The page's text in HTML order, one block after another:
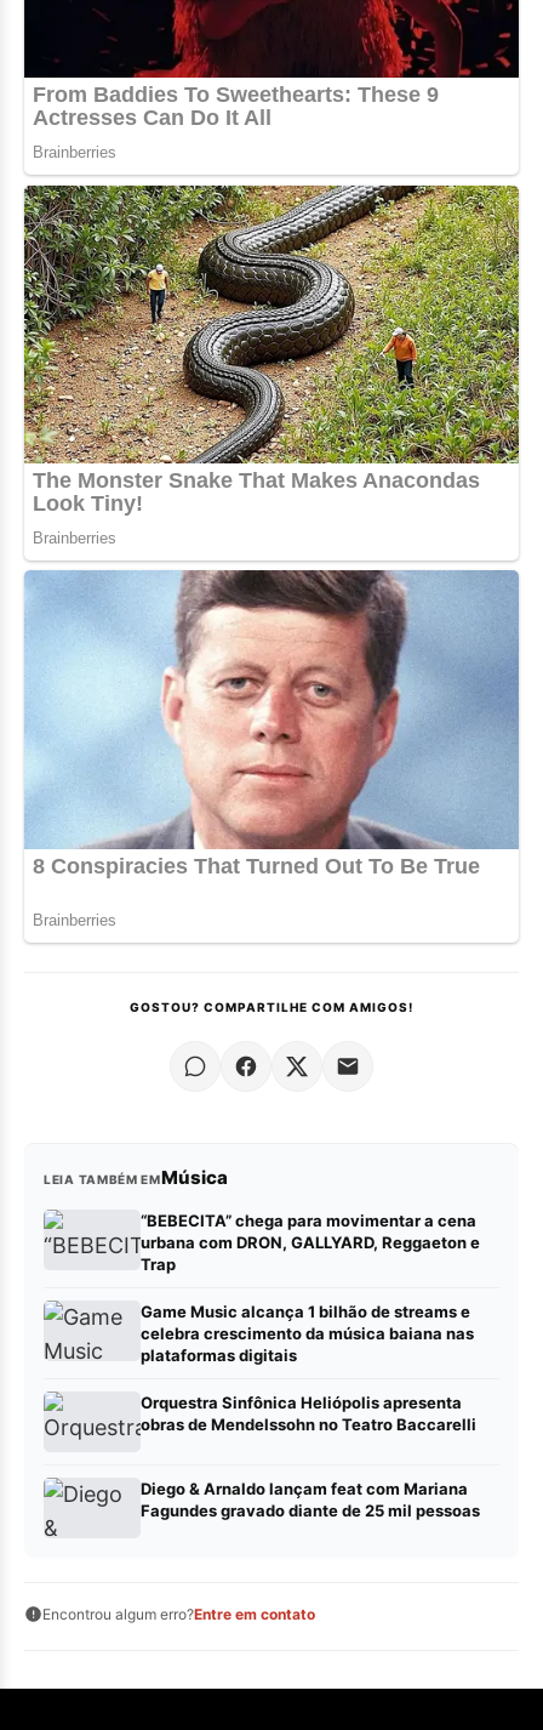
GOSTOU? COMPARTILHE COM AMIGOS!
LEIA TAMBÉM EMMúsica
“BEBECITA” chega para movimentar a cena
urbana com DRON, GALLYARD, Reggaeton e
Trap
Game Music alcança 1 bilhão de streams e
celebra crescimento da música baiana nas
plataformas digitais
Orquestra Sinfônica Heliópolis apresenta
obras de Mendelssohn no Teatro Baccarelli
Diego & Arnaldo lançam feat com Mariana
Fagundes gravado diante de 25 mil pessoas
Encontrou algum erro?Entre em contato